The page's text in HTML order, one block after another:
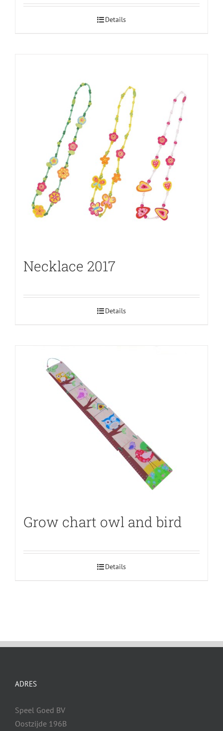
Details
Necklace 2017
Details
Grow chart owl and bird
Details
ADRES
Speel Goed BV
Oostzijde 196B